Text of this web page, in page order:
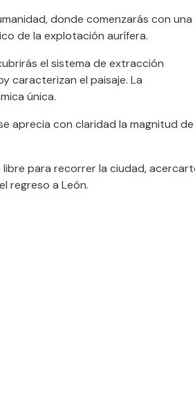
donde comenzarás con una
de la explotación aurífera.
el sistema de extracción
caracterizan el paisaje. La
única.
aprecia con claridad la magnitud
para recorrer la ciudad,
regreso a León.